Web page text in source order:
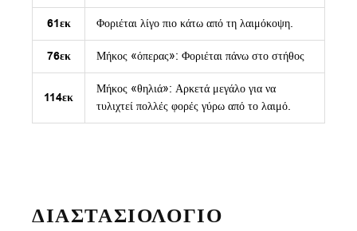
61εκ Φοριέται λίγο πιο κάτω από τη λαιμόκοψη.
76εκ Μήκος «όπερας»: Φοριέται πάνω στο στήθος
114εκ
Μήκος «θηλιά»: Αρκετά μεγάλο για να
τυλιχτεί πολλές φορές γύρω από το λαιμό.
ΔΙΑΣΤΑΣΙΟΛΟΓΙΟ